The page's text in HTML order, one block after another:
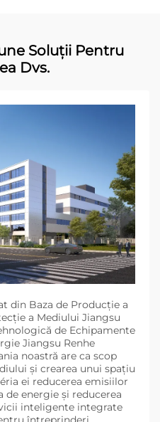
Soluții Pentru
Dvs.
din Baza de Producție a
a Mediului Jiangsu
de Echipamente
Jiangsu Renhe
noastră are ca scop
și crearea unui spațiu
ei reducerea emisiilor
de energie și reducerea
inteligente integrate